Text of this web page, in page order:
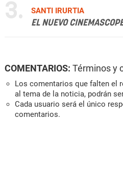
3.
SANTI IRURTIA
EL NUEVO
COMENTARIOS: Términos y
Los comentarios que falten el
al tema de la noticia, podrán
Cada usuario será el único
comentarios.